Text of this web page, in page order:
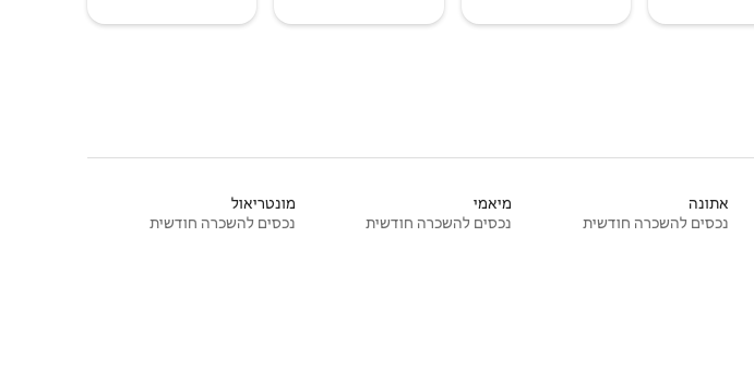
אתונה
נכסים להשכרה חודשית
מיאמי
נכסים להשכרה חודשית
מונטריאול
נכסים להשכרה חודשית